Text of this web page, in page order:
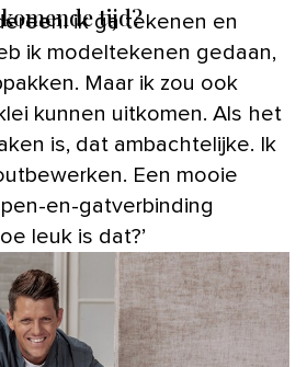
tijd?
ik ga tekenen en
ik modeltekenen gedaan,
Maar ik zou ook
kunnen uitkomen. Als het
is, dat ambachtelijke. Ik
Een mooie
en-gatverbinding
leuk is dat?’